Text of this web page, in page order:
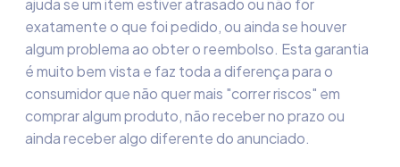
ajuda se um item estiver atrasado ou não for
exatamente o que foi pedido, ou ainda se houver
algum problema ao obter o reembolso. Esta garantia
é muito bem vista e faz toda a diferença para o
consumidor que não quer mais "correr riscos" em
comprar algum produto, não receber no prazo ou
ainda receber algo diferente do anunciado.